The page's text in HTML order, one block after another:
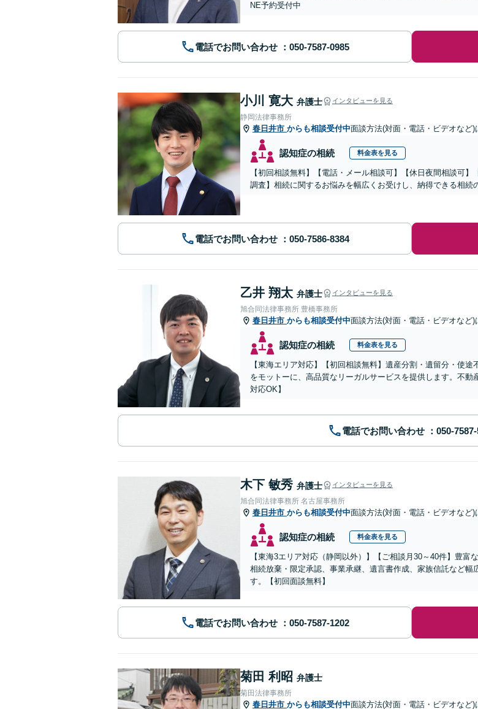
NE予約受付中
電話でお問い合わせ
小川 寛大 弁護士 インタビューを見る
静岡法律事務所
春日井市 からも相談受付中面談方法(対面・電話・ビデオなど)
認知症の相続 料金表を見る
【初回相談無料】【電話・メール相談可】【休日夜間相談可
調査】相続に関するお悩みを幅広くお受けし、納得できる相続
電話でお問い合わせ
乙井 翔太 弁護士 インタビューを見る
旭合同法律事務所 豊橋事務所
春日井市 からも相談受付中面談方法(対面・電話・ビデオなど)
認知症の相続 料金表を見る
【東海エリア対応】【初回相談無料】遺産分割・遺留分・使
をモットーに、高品質なリーガルサービスを提供します。不
対応OK】
電話でお問い合わせ
木下 敏秀 弁護士 インタビューを見る
旭合同法律事務所 名古屋事務所
春日井市 からも相談受付中面談方法(対面・電話・ビデオなど)
認知症の相続 料金表を見る
【東海3エリア対応（静岡以外）】【ご相談月30～40件】豊富
相続放棄・限定承認、事業承継、遺言書作成、家族信託など
す。【初回面談無料】
電話でお問い合わせ
菊田 利昭 弁護士
菊田法律事務所
春日井市 からも相談受付中面談方法(対面・電話・ビデオなど)